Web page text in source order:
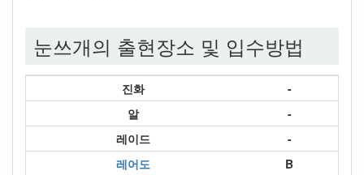
눈쓰개의 출현장소 및 입수방법
진화
-
알
-
레이드
-
레어도
B